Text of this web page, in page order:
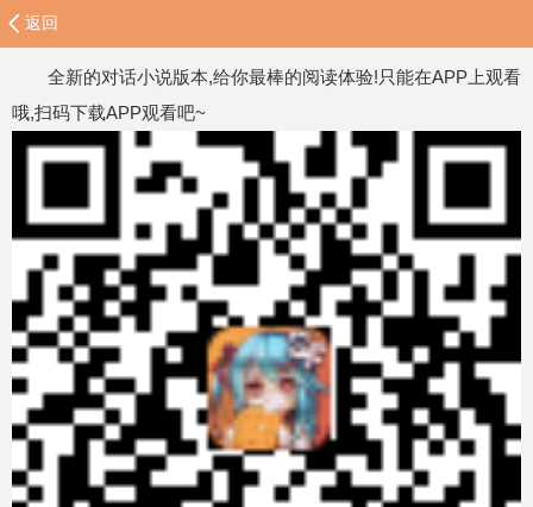
返回
全新的对话小说版本,给你最棒的阅读体验!只能在APP上观看
哦,扫码下载APP观看吧~